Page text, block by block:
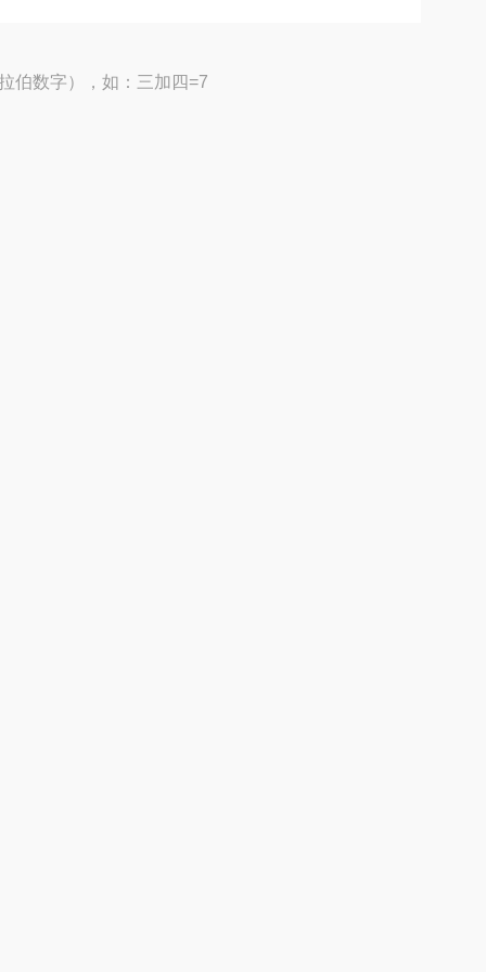
伯数字），如：三加四=7